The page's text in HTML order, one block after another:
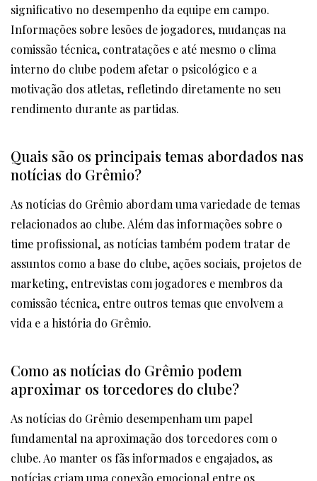
significativo no desempenho da equipe em campo.
Informações sobre lesões de jogadores, mudanças na
comissão técnica, contratações e até mesmo o clima
interno do clube podem afetar o psicológico e a
motivação dos atletas, refletindo diretamente no seu
rendimento durante as partidas.
Quais são os principais temas abordados nas
notícias do Grêmio?
As notícias do Grêmio abordam uma variedade de temas
relacionados ao clube. Além das informações sobre o
time profissional, as notícias também podem tratar de
assuntos como a base do clube, ações sociais, projetos de
marketing, entrevistas com jogadores e membros da
comissão técnica, entre outros temas que envolvem a
vida e a história do Grêmio.
Como as notícias do Grêmio podem
aproximar os torcedores do clube?
As notícias do Grêmio desempenham um papel
fundamental na aproximação dos torcedores com o
clube. Ao manter os fãs informados e engajados, as
notícias criam uma conexão emocional entre os